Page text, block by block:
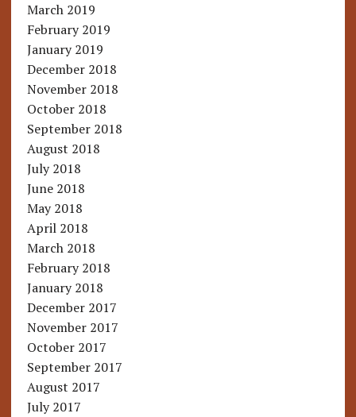
March 2019
February 2019
January 2019
December 2018
November 2018
October 2018
September 2018
August 2018
July 2018
June 2018
May 2018
April 2018
March 2018
February 2018
January 2018
December 2017
November 2017
October 2017
September 2017
August 2017
July 2017